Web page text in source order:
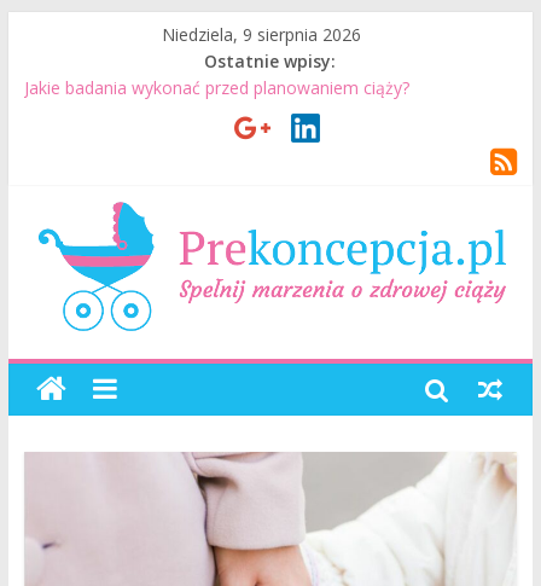
Niedziela, 9 sierpnia 2026
Ostatnie wpisy:
Jakie badania wykonać przed planowaniem ciąży?
Jak mężczyzna może przygotować się do ciąży? 7 rzeczy, które
specjalistą?
Planowanie ciąży. Jak planować ciążę? Jak przygotować się do